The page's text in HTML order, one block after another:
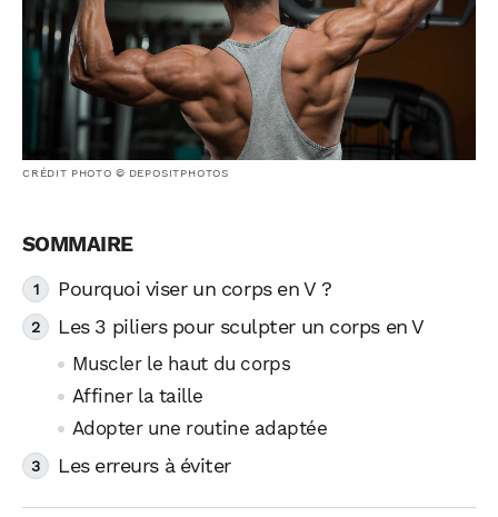
CRÉDIT PHOTO © DEPOSITPHOTOS
Pourquoi viser un corps en V ?
Les 3 piliers pour sculpter un corps en V
Muscler le haut du corps
Affiner la taille
Adopter une routine adaptée
Les erreurs à éviter